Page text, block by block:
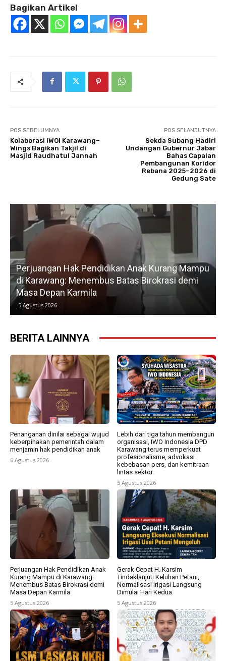
Bagikan Artikel
POS SEBELUMNYA
Kolaborasi IWOI Karawang–
Wings Bagikan Takjil di
Masjid Raudhatul Jannah
POS SELANJUTNYA
Sekda Subang Hadiri
Undangan Gubernur Jabar
Bahas Capaian
Pembangunan Koridor
Rebana 2025–2026 di
Gedung Sate‎
Anak Kurang Mampu
Batas Birokrasi demi
Gerak Cepat H. Karsim
Petani, Normalisasi Irigasi
Kedua
5 Agustus 2026
BERITA LAINNYA
Penanganan dinilai sebagai wujud
keberpihakan pemerintah dalam
menjamin hak pendidikan anak
6 Agustus 2026
Lebih dari tiga tahun membangun
organisasi, IWO Indonesia DPD
Karawang terus memperkuat
profesionalisme, advokasi
kebebasan pers, dan kemitraan
lintas sektor.
5 Agustus 2026
Perjuangan Hak Pendidikan Anak
Kurang Mampu di Karawang:
Menembus Batas Birokrasi demi
Masa Depan Karmila
5 Agustus 2026
Gerak Cepat H. Karsim
Tindaklanjuti Keluhan Petani,
Normalisasi Irigasi Langsung
Dimulai Hari Kedua
5 Agustus 2026